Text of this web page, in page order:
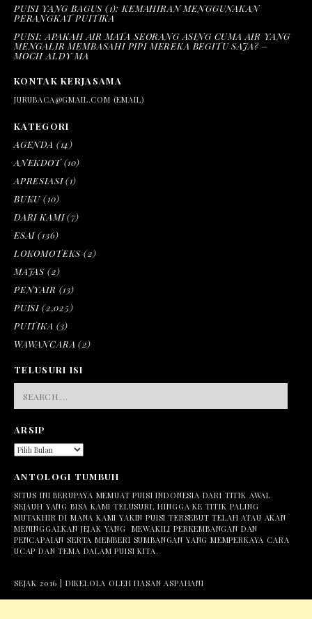
PUISI YANG BAGUS (1): KEMAHIRAN MENGGUNAKAN
PERANGKAT PUITIKA
PUISI: APAKAH AIR MATA SEORANG ASING CUMA AIR YANG
MENGALIR MEMBASAHI PIPI MEREKA BEGITU SAJA? –
MOCH ALDY MA
KONTAK KERJASAMA
JURUBACA@GMAIL.COM (EMAIL)
KATEGORI
AGENDA (14)
ANEKDOT(10)
APRESIASI(1)
BUKU (10)
DARI KAMI(7)
ESAI (136)
LOKOMOTEKS (2)
MAJAS (2)
PENYAIR (13)
PUISI (2,025)
PUITIKA (3)
WAWANCARA (2)
TELUSURI ISI
FOR:
ARSIP
ARSIP
ANTOLOGI TUMBUH
SITUS INI BERUPAYA MEMUAT PUISI INDONESIA DARI TITIK AWAL
SEJAUH YANG BISA KAMI TELUSURI, HINGGA KE TITIK PALING
MUTAKHIR DI MANA KAMI YAKIN PUISI TERSEBUT TELAH ATAU AKAN
MENINGGALKAN JEJAK YANG MEWAKILI PERKEMBANGAN DAN
PENCAPAIAN SERTA MEMBERI SUMBANGAN YANG MEMPERKAYA CARA
UCAP DAN TEMA DALAM PUISI KITA.
SEJAK 2016 | DIKELOLA OLEH HASAN ASPAHANI